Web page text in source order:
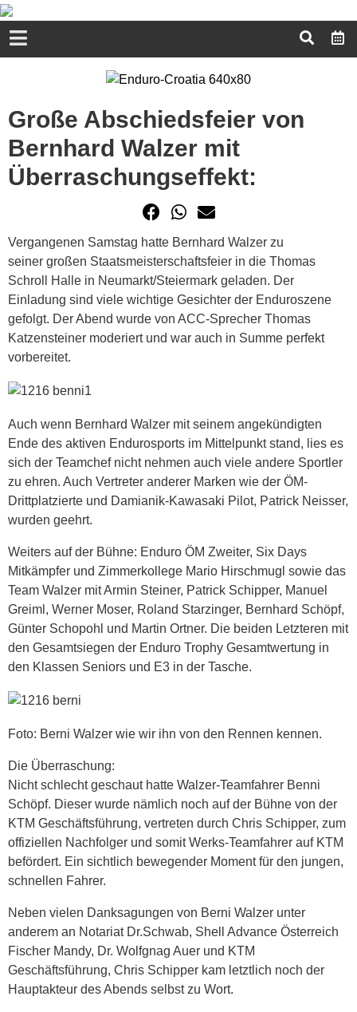
Große Abschiedsfeier von
Bernhard Walzer mit
Überraschungseffekt:
Vergangenen Samstag hatte Bernhard Walzer zu
seiner großen Staatsmeisterschaftsfeier in die Thomas
Schroll Halle in Neumarkt/Steiermark geladen. Der
Einladung sind viele wichtige Gesichter der Enduroszene
gefolgt. Der Abend wurde von ACC-Sprecher Thomas
Katzensteiner moderiert und war auch in Summe perfekt
vorbereitet.
Auch wenn Bernhard Walzer mit seinem angekündigten
Ende des aktiven Endurosports im Mittelpunkt stand, lies es
sich der Teamchef nicht nehmen auch viele andere Sportler
zu ehren. Auch Vertreter anderer Marken wie der ÖM-
Drittplatzierte und Damianik-Kawasaki Pilot, Patrick Neisser,
wurden geehrt.
Weiters auf der Bühne: Enduro ÖM Zweiter, Six Days
Mitkämpfer und Zimmerkollege Mario Hirschmugl sowie das
Team Walzer mit Armin Steiner, Patrick Schipper, Manuel
Greiml, Werner Moser, Roland Starzinger, Bernhard Schöpf,
Günter Schopohl und Martin Ortner. Die beiden Letzteren mit
den Gesamtsiegen der Enduro Trophy Gesamtwertung in
den Klassen Seniors und E3 in der Tasche.
Foto: Berni Walzer wie wir ihn von den Rennen kennen.
Die Überraschung:
Nicht schlecht geschaut hatte Walzer-Teamfahrer Benni
Schöpf. Dieser wurde nämlich noch auf der Bühne von der
KTM Geschäftsführung, vertreten durch Chris Schipper, zum
offiziellen Nachfolger und somit Werks-Teamfahrer auf KTM
befördert. Ein sichtlich bewegender Moment für den jungen,
schnellen Fahrer.
Neben vielen Danksagungen von Berni Walzer unter
anderem an Notariat Dr.Schwab, Shell Advance Österreich
Fischer Mandy, Dr. Wolfgnag Auer und KTM
Geschäftsführung, Chris Schipper kam letztlich noch der
Hauptakteur des Abends selbst zu Wort.